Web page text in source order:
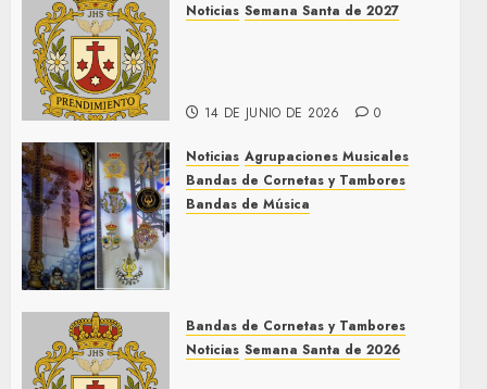
Noticias Semana Santa de 2027
14 DE JUNIO DE 2026 0
Noticias Agrupaciones Musicales
Bandas de Cornetas y Tambores
Bandas de Música
9 DE MAYO DE 2026 0
Bandas de Cornetas y Tambores
Noticias Semana Santa de 2026